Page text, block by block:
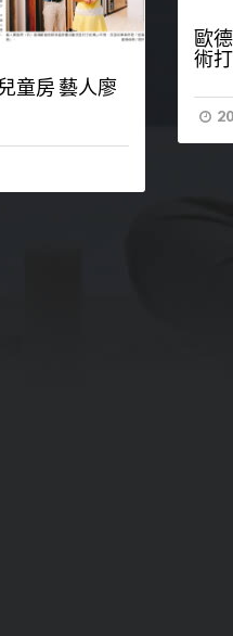
童房 藝人廖
歐
術